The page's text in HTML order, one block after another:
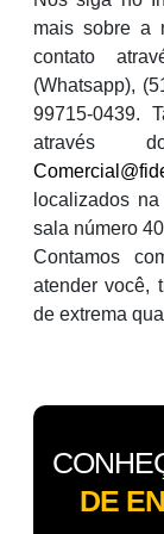
mais sobre a
contato
(Whatsapp),
99715-0439.
através
localizados
sala número
Contamos
atender você,
de extrema
DE